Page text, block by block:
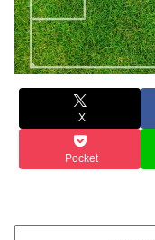
X
Pocket